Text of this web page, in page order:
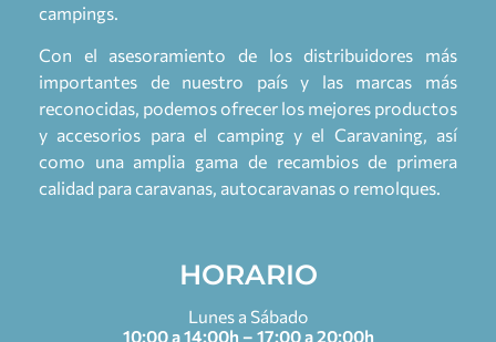
campings.
Con el asesoramiento de los distribuidores más
importantes de nuestro país y las marcas más
reconocidas, podemos ofrecer los mejores productos
y accesorios para el camping y el Caravaning, así
como una amplia gama de recambios de primera
calidad para caravanas, autocaravanas o remolques.
HORARIO
Lunes a Sábado
10:00 a 14:00h – 17:00 a 20:00h